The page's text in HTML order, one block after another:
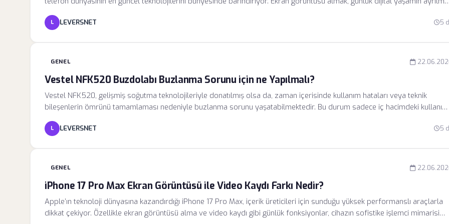
bir parçası haline geldiğinden, Samsung bu süreci hem hızlı hem de esnek hale getirmek için çeşitli yöntemler geliştirmiştir.
İster tek elle kullanımda olun ister profesyonel bir içerik üreticisi, 1.
L LEVERSNET 5
GENEL
Vestel NFK520 Buzdolabı Buzlanma Sorunu için ne Yapılmalı?
Vestel NFK520, gelişmiş soğutma teknolojileriyle donatılmış olsa da, zaman içerisinde kullanım hataları veya teknik
bileşenlerin ömrünü tamamlaması nedeniyle buzlanma sorunu yaşatabilmektedir. Bu durum sadece iç hacimdeki kullanım
alanını daraltmakla kalmaz, aynı zamanda kompresörün gereğinden fazla çalışmasına neden olarak cihazın enerji
tüketimini artırır. Buzlanmanın temelinde yatan mekanizmayı anlamak, sorunun kökten çözülmesi için ilk adımdır.
L LEVERSNET 5
GENEL
iPhone 17 Pro Max Ekran Görüntüsü ile Video Kaydı Farkı Nedir?
Apple’ın teknoloji dünyasına kazandırdığı iPhone 17 Pro Max, içerik üreticileri için sunduğu yüksek performanslı araçlarla
dikkat çekiyor. Özellikle ekran görüntüsü alma ve video kaydı gibi günlük fonksiyonlar, cihazın sofistike işlemci mimarisi